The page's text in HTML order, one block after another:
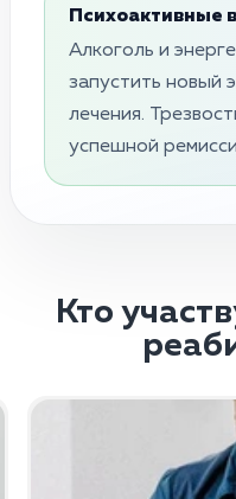
Психоактивные
Алкоголь и
запустить новый
лечения.
успешной
Кто